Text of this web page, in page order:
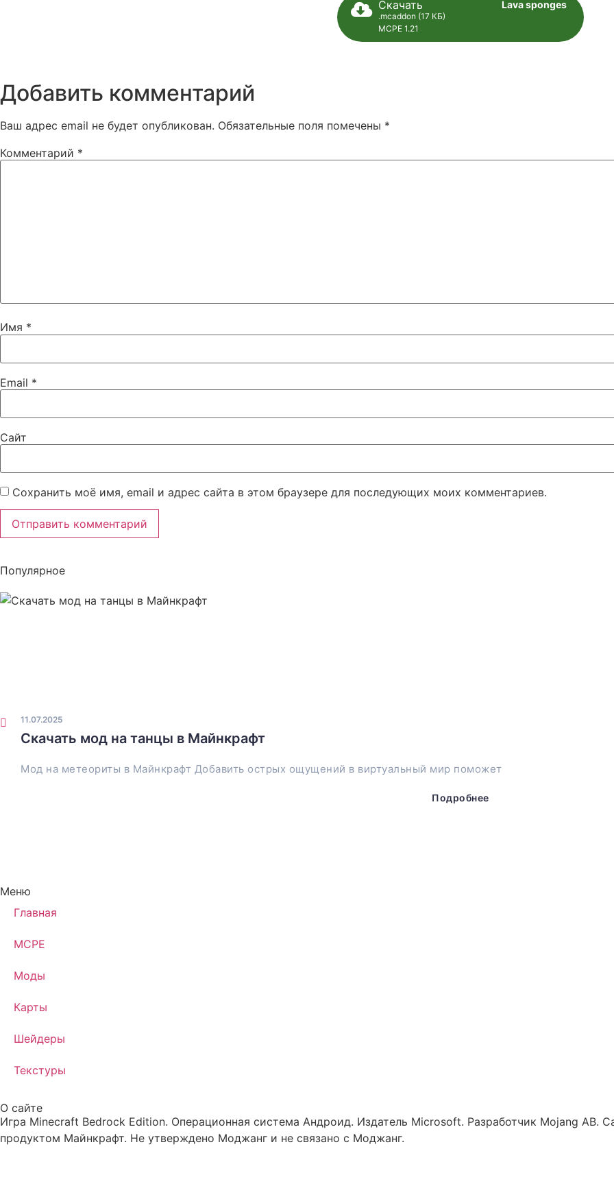
Скачать
.mcaddon (17 КБ)
MCPE 1.21
Lava sponges
Добавить комментарий
Ваш адрес email не будет опубликован. Обязательные поля помечены *
Комментарий *
Имя *
Email *
Сайт
Сохранить моё имя, email и адрес сайта в этом браузере для последующих моих комментариев.
Популярное
Скачать мод на танцы в Майнкрафт
Мод на метеориты в Майнкрафт Добавить острых ощущений в виртуальный мир поможет
Подробнее
11.07.2025
Меню
Главная
MCPE
Моды
Карты
Шейдеры
Текстуры
О сайте
Игра Minecraft Bedrock Edition. Операционная система Андроид. Издатель Microsoft. Разработчик Mojang AB.
продуктом Майнкрафт. Не утверждено Моджанг и не связано с Моджанг.